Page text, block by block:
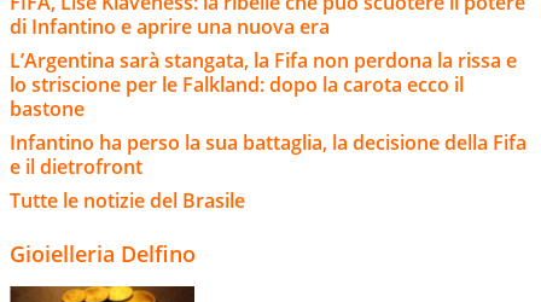
di Infantino e aprire una nuova era
L’Argentina sarà stangata, la Fifa non perdona la rissa e
lo striscione per le Falkland: dopo la carota ecco il
bastone
Infantino ha perso la sua battaglia, la decisione della Fifa
e il dietrofront
Tutte le notizie del Brasile
Gioielleria Delfino